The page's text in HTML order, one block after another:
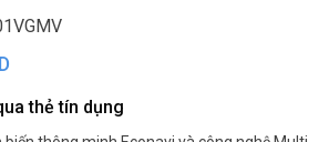
thẻ tín dụng